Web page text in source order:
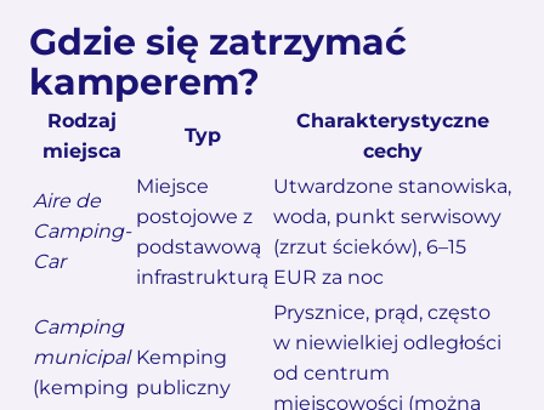
Gdzie się zatrzymać
kamperem?
Rodzaj
miejsca
Typ
Charakterystyczne
cechy
Aire de
Camping-
Car
Miejsce
postojowe z
podstawową
infrastrukturą
Utwardzone stanowiska,
woda, punkt serwisowy
(zrzut ścieków), 6–15
EUR za noc
Camping
municipal
(kemping
Kemping
publiczny
Prysznice, prąd, często
w niewielkiej odległości
od centrum
miejscowości (można